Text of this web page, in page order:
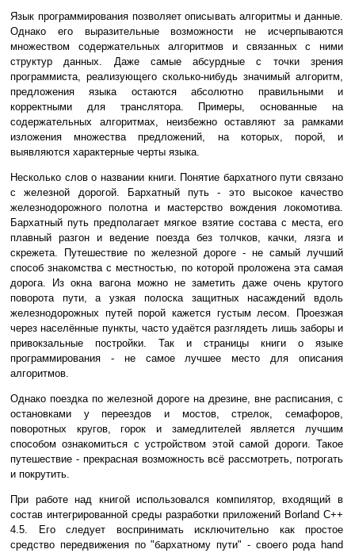
Язык программирования позволяет описывать алгоритмы и данные.
Однако его выразительные возможности не исчерпываются
множеством содержательных алгоритмов и связанных с ними
структур данных. Даже самые абсурдные с точки зрения
программиста, реализующего сколько-нибудь значимый алгоритм,
предложения языка остаются абсолютно правильными и
корректными для транслятора. Примеры, основанные на
содержательных алгоритмах, неизбежно оставляют за рамками
изложения множества предложений, на которых, порой, и
выявляются характерные черты языка.
Несколько слов о названии книги. Понятие бархатного пути связано
с железной дорогой. Бархатный путь - это высокое качество
железнодорожного полотна и мастерство вождения локомотива.
Бархатный путь предполагает мягкое взятие состава с места, его
плавный разгон и ведение поезда без толчков, качки, лязга и
скрежета. Путешествие по железной дороге - не самый лучший
способ знакомства с местностью, по которой проложена эта самая
дорога. Из окна вагона можно не заметить даже очень крутого
поворота пути, а узкая полоска защитных насаждений вдоль
железнодорожных путей порой кажется густым лесом. Проезжая
через населённые пункты, часто удаётся разглядеть лишь заборы и
привокзальные постройки. Так и страницы книги о языке
программирования - не самое лучшее место для описания
алгоритмов.
Однако поездка по железной дороге на дрезине, вне расписания, с
остановками у переездов и мостов, стрелок, семафоров,
поворотных кругов, горок и замедлителей является лучшим
способом ознакомиться с устройством этой самой дороги. Такое
путешествие - прекрасная возможность всё рассмотреть, потрогать
и покрутить.
При работе над книгой использовался компилятор, входящий в
состав интегрированной среды разработки приложений Borland C++
4.5. Его следует воспринимать исключительно как простое
средство передвижения по "бархатному пути" - своего рода hand